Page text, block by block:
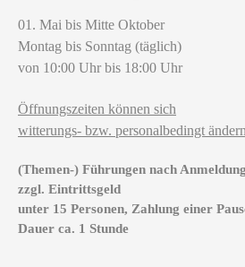
01. Mai bis Mitte Oktober
Montag bis Sonntag (täglich)
von 10:00 Uhr bis 18:00 Uhr
Öffnungszeiten können sich
witterungs- bzw. personalbedingt
(Themen-) Führungen nach
zzgl. Eintrittsgeld
unter 15 Personen, Zahlung einer
Dauer ca. 1 Stunde